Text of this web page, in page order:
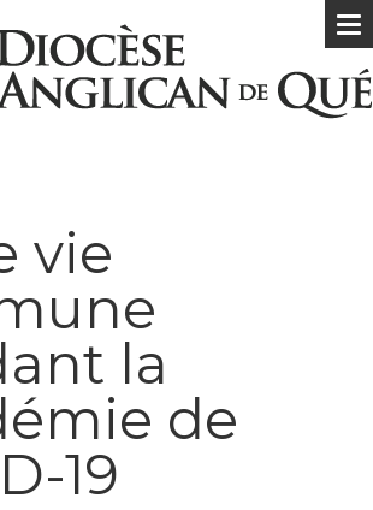
vie
la
de
19